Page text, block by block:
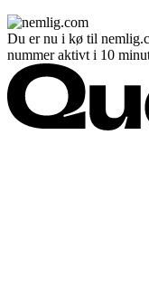
Du er nu i kø til
nummer aktivt i 10